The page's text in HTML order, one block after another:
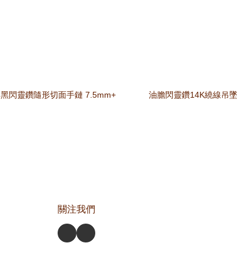
黑閃靈鑽隨形切面手鏈 7.5mm+ 油膽閃靈鑽14K繞線吊墜
關注我們